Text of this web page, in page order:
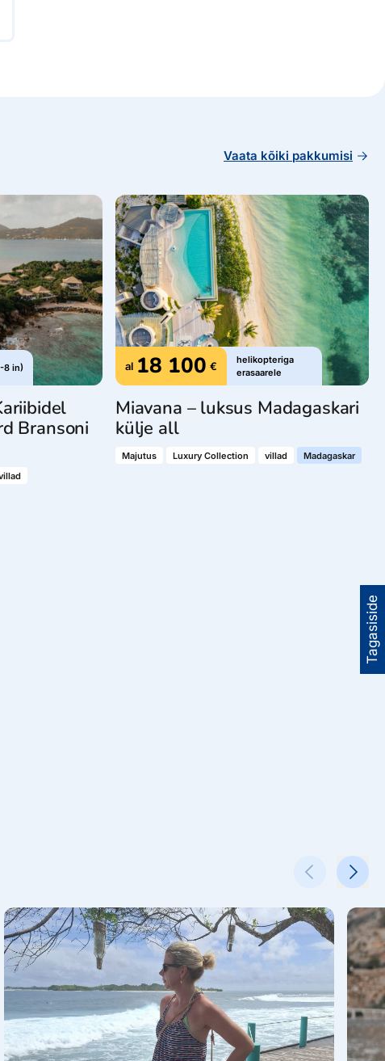
Tagasiside
Vaata kõiki pakkumisi
8 in)
Bransoni
al 18 100 €
helikopteriga
erasaarele
Miavana – luksus Madagaskari
külje all
Majutus Luxury Collection villad Madagaskar